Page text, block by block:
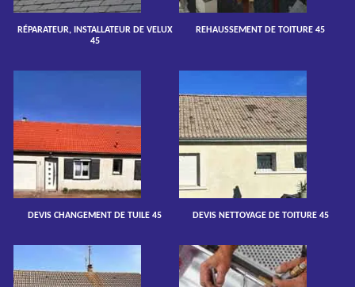
RÉPARATEUR, INSTALLATEUR DE VELUX
45
REHAUSSEMENT DE TOITURE 45
DEVIS CHANGEMENT DE TUILE 45 DEVIS NETTOYAGE DE TOITURE 45